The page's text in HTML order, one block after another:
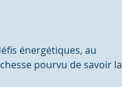
énergétiques, au
pourvu de savoir la